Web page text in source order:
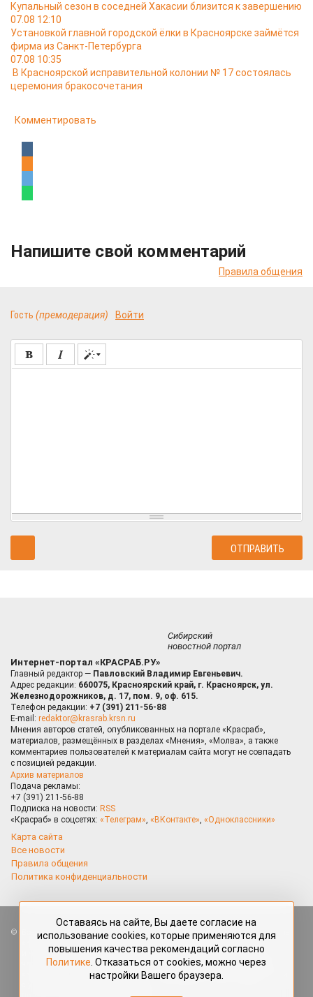
Купальный сезон в соседней Хакасии близится к завершению
07.08 12:10
Установкой главной городской ёлки в Красноярске займётся
фирма из Санкт-Петербурга
07.08 10:35
В Красноярской исправительной колонии № 17 состоялась
церемония бракосочетания
Комментировать
Напишите свой комментарий
Правила общения
Гость (премодерация) Войти
Сибирский
новостной портал
Интернет-портал «КРАСРАБ.РУ»
Главный редактор — Павловский Владимир Евгеньевич.
Адрес редакции: 660075, Красноярский край, г. Красноярск, ул.
Железнодорожников, д. 17, пом. 9, оф. 615.
Телефон редакции: +7 (391) 211-56-88
E-mail: redaktor@krasrab.krsn.ru
Мнения авторов статей, опубликованных на портале «Красраб»,
материалов, размещённых в разделах «Мнения», «Молва», а также
комментариев пользователей к материалам сайта могут не совпадать
с позицией редакции.
Архив материалов
Подача рекламы:
+7 (391) 211-56-88
Подписка на новости: RSS
«Красраб» в соцсетях: «Телеграм», «ВКонтакте», «Одноклассники»
Карта сайта
Все новости
Правила общения
Политика конфиденциальности
Все права защищены. Любые материалы, размещённые на портале
«Красраб.ру» сотрудниками редакции, нештатными авторами
и читателями, являются объектами авторского права. Полное или
частичное использование материалов, размещённых на портале
«Красраб.ру», допускается только с письменного согласия редакции
Оставаясь на сайте, Вы даете согласие на
использование cookies, которые применяются для
повышения качества рекомендаций согласно
Политике . Отказаться от cookies, можно через
настройки Вашего браузера.